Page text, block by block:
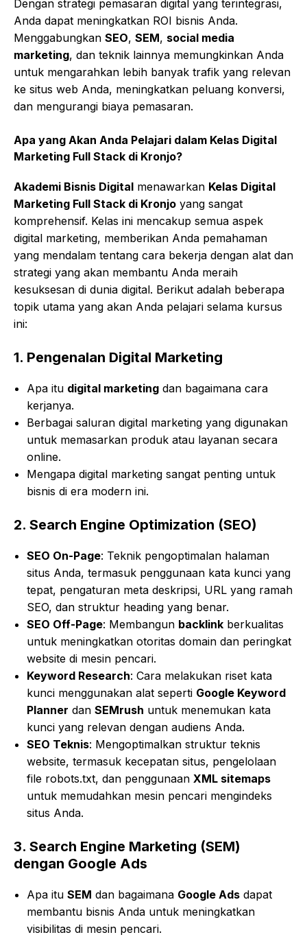
Dengan strategi pemasaran digital yang terintegrasi,
Anda dapat meningkatkan ROI bisnis Anda.
Menggabungkan SEO, SEM, social media
marketing, dan teknik lainnya memungkinkan Anda
untuk mengarahkan lebih banyak trafik yang relevan
ke situs web Anda, meningkatkan peluang konversi,
dan mengurangi biaya pemasaran.
Apa yang Akan Anda Pelajari dalam Kelas Digital
Marketing Full Stack di Kronjo?
Akademi Bisnis Digital menawarkan Kelas Digital
Marketing Full Stack di Kronjo yang sangat
komprehensif. Kelas ini mencakup semua aspek
digital marketing, memberikan Anda pemahaman
yang mendalam tentang cara bekerja dengan alat dan
strategi yang akan membantu Anda meraih
kesuksesan di dunia digital. Berikut adalah beberapa
topik utama yang akan Anda pelajari selama kursus
ini:
1. Pengenalan Digital Marketing
Apa itu digital marketing dan bagaimana cara
kerjanya.
Berbagai saluran digital marketing yang digunakan
untuk memasarkan produk atau layanan secara
online.
Mengapa digital marketing sangat penting untuk
bisnis di era modern ini.
2. Search Engine Optimization (SEO)
SEO On-Page: Teknik pengoptimalan halaman
situs Anda, termasuk penggunaan kata kunci yang
tepat, pengaturan meta deskripsi, URL yang ramah
SEO, dan struktur heading yang benar.
SEO Off-Page: Membangun backlink berkualitas
untuk meningkatkan otoritas domain dan peringkat
website di mesin pencari.
Keyword Research: Cara melakukan riset kata
kunci menggunakan alat seperti Google Keyword
Planner danSEMrush untuk menemukan kata
kunci yang relevan dengan audiens Anda.
SEO Teknis: Mengoptimalkan struktur teknis
website, termasuk kecepatan situs, pengelolaan
file robots.txt, dan penggunaanXML sitemaps
untuk memudahkan mesin pencari mengindeks
situs Anda.
3. Search Engine Marketing (SEM)
dengan Google Ads
Apa ituSEM dan bagaimana Google Ads dapat
membantu bisnis Anda untuk meningkatkan
visibilitas di mesin pencari.